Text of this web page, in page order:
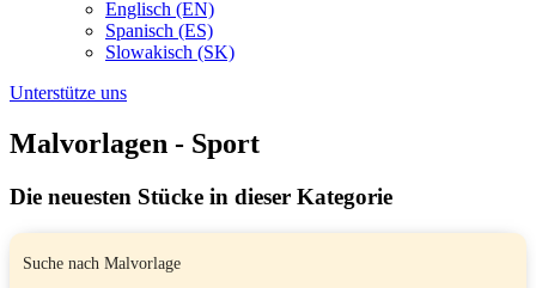
Englisch (EN)
Spanisch (ES)
Slowakisch (SK)
Unterstütze uns
Malvorlagen - Sport
Die neuesten Stücke in dieser Kategorie